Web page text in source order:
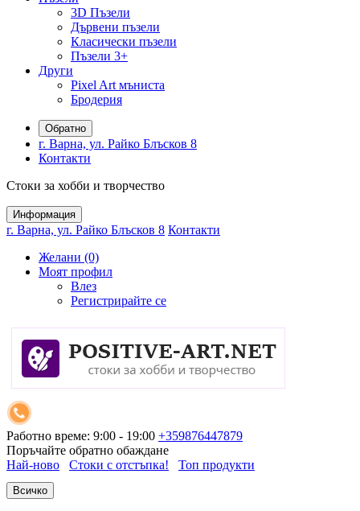
3D Пъзели
Дървени пъзели
Класически пъзели
Пъзели 3+
Други
Pixel Art мъниста
Бродерия
Обратно
г. Варна, ул. Райко Блъсков 8
Контакти
Стоки за хобби и творчество
Информация
г. Варна, ул. Райко Блъсков 8 Контакти
Желани (0)
Моят профил
Влез
Регистрирайте се
Работно време: 9:00 - 19:00 +359876447879
Поръчайте обратно обаждане
Най-ново
Стоки с отстъпка! Топ продукти
Всичко